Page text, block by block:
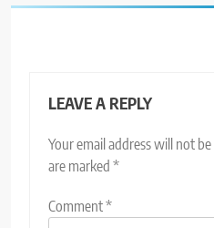
LEAVE A REPLY
Your email address will not
are marked *
Comment*